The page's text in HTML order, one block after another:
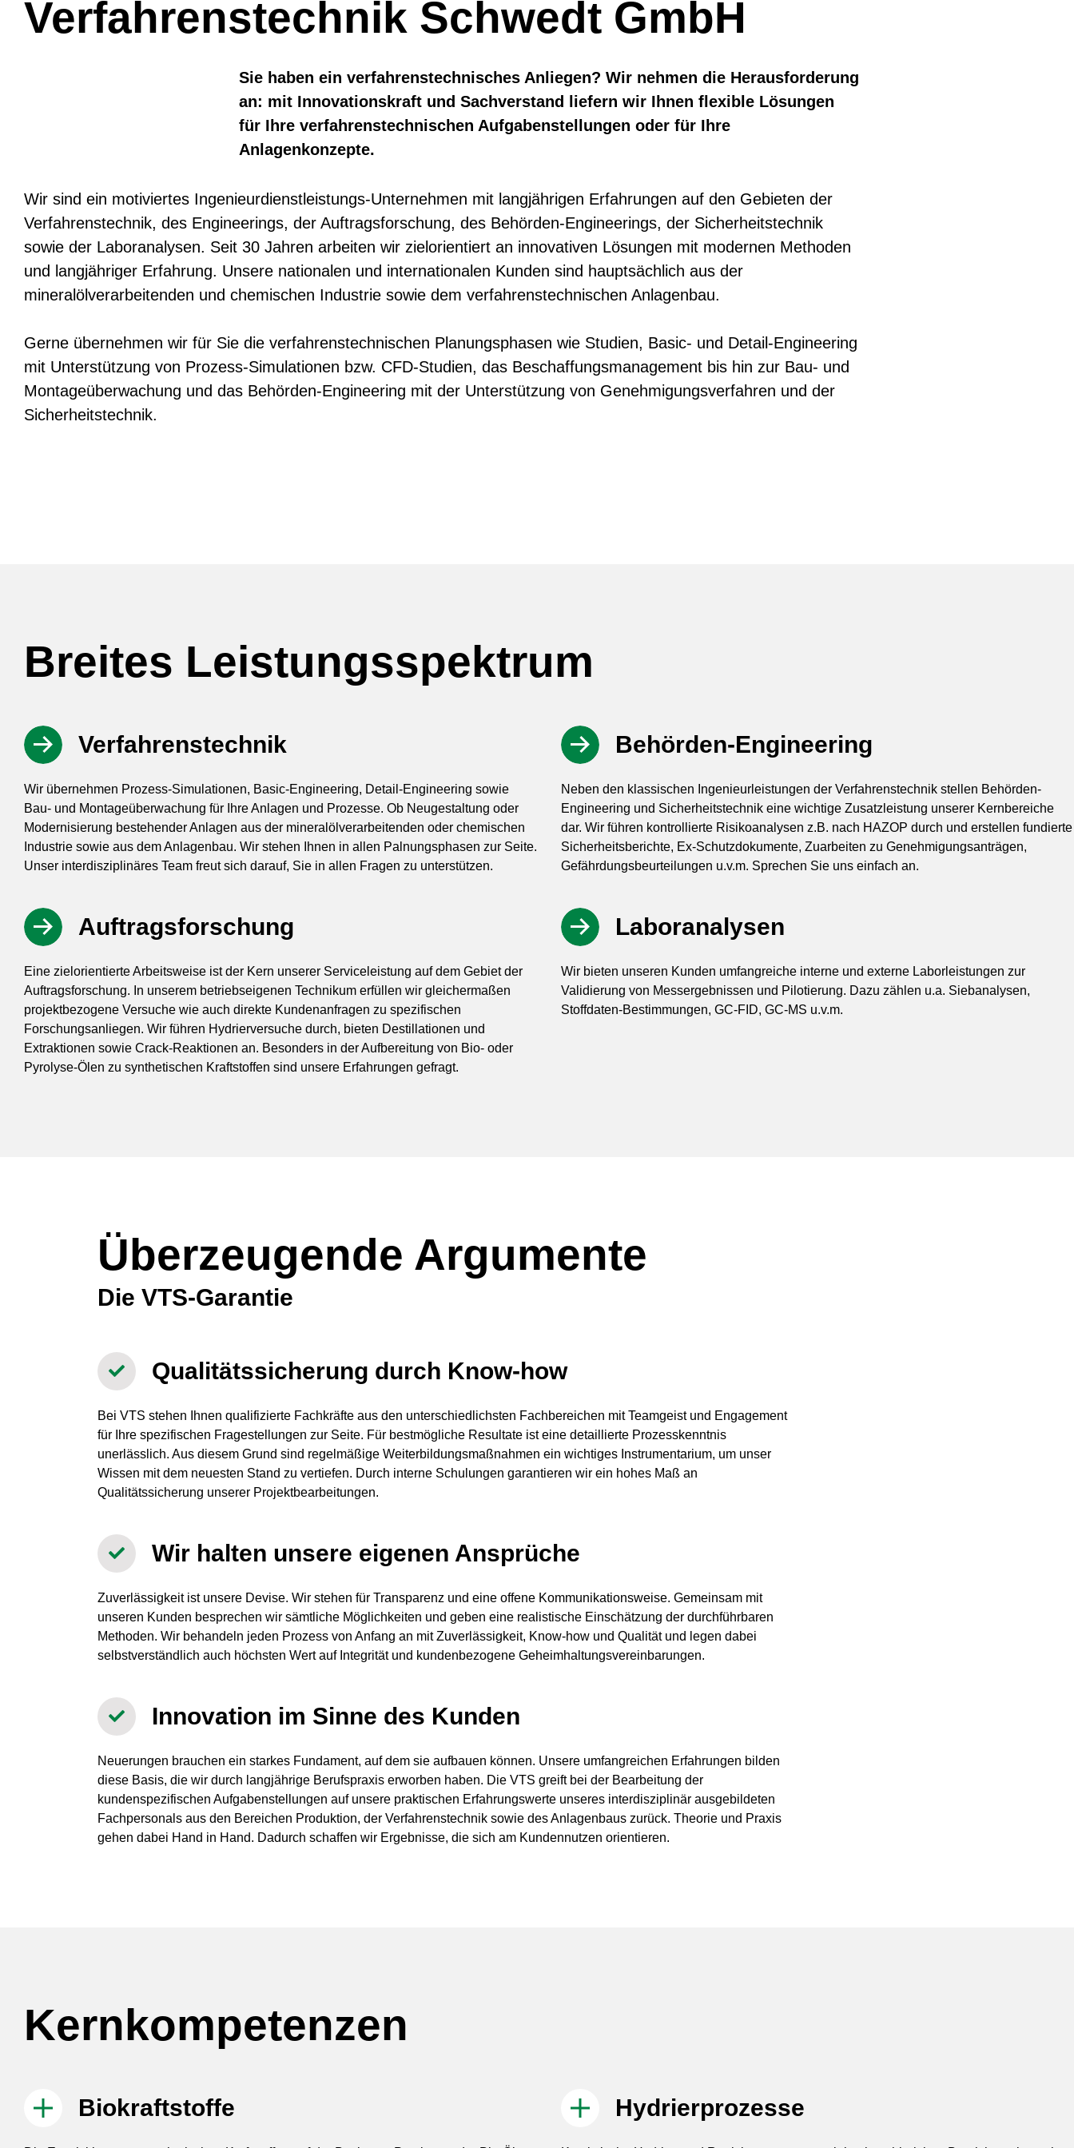
Verfahrenstechnik Schwedt GmbH
Sie haben ein verfahrenstechnisches Anliegen? Wir nehmen die Herausforderung
an: mit Innovationskraft und Sachverstand liefern wir Ihnen flexible Lösungen
für Ihre verfahrenstechnischen Aufgabenstellungen oder für Ihre
Anlagenkonzepte.
Wir sind ein motiviertes Ingenieurdienstleistungs-Unternehmen mit langjährigen Erfahrungen auf den Gebieten der
Verfahrenstechnik, des Engineerings, der Auftragsforschung, des Behörden-Engineerings, der Sicherheitstechnik
sowie der Laboranalysen. Seit 30 Jahren arbeiten wir zielorientiert an innovativen Lösungen mit modernen Methoden
und langjähriger Erfahrung. Unsere nationalen und internationalen Kunden sind hauptsächlich aus der
mineralölverarbeitenden und chemischen Industrie sowie dem verfahrenstechnischen Anlagenbau.
Gerne übernehmen wir für Sie die verfahrenstechnischen Planungsphasen wie Studien, Basic- und Detail-Engineering
mit Unterstützung von Prozess-Simulationen bzw. CFD-Studien, das Beschaffungsmanagement bis hin zur Bau- und
Montageüberwachung und das Behörden-Engineering mit der Unterstützung von Genehmigungsverfahren und der
Sicherheitstechnik.
Breites Leistungsspektrum
Verfahrenstechnik
Wir übernehmen Prozess-Simulationen, Basic-Engineering, Detail-Engineering sowie
Bau- und Montageüberwachung für Ihre Anlagen und Prozesse. Ob Neugestaltung oder
Modernisierung bestehender Anlagen aus der mineralölverarbeitenden oder chemischen
Industrie sowie aus dem Anlagenbau. Wir stehen Ihnen in allen Palnungsphasen zur Seite.
Unser interdisziplinäres Team freut sich darauf, Sie in allen Fragen zu unterstützen.
Behörden-Engineering
Neben den klassischen Ingenieurleistungen der Verfahrenstechnik stellen Behörden-
Engineering und Sicherheitstechnik eine wichtige Zusatzleistung unserer Kernbereiche
dar. Wir führen kontrollierte Risikoanalysen z.B. nach HAZOP durch und erstellen fundierte
Sicherheitsberichte, Ex-Schutzdokumente, Zuarbeiten zu Genehmigungsanträgen,
Gefährdungsbeurteilungen u.v.m. Sprechen Sie uns einfach an.
Auftragsforschung
Eine zielorientierte Arbeitsweise ist der Kern unserer Serviceleistung auf dem Gebiet der
Auftragsforschung. In unserem betriebseigenen Technikum erfüllen wir gleichermaßen
projektbezogene Versuche wie auch direkte Kundenanfragen zu spezifischen
Forschungsanliegen. Wir führen Hydrierversuche durch, bieten Destillationen und
Extraktionen sowie Crack-Reaktionen an. Besonders in der Aufbereitung von Bio- oder
Pyrolyse-Ölen zu synthetischen Kraftstoffen sind unsere Erfahrungen gefragt.
Laboranalysen
Wir bieten unseren Kunden umfangreiche interne und externe Laborleistungen zur
Validierung von Messergebnissen und Pilotierung. Dazu zählen u.a. Siebanalysen,
Stoffdaten-Bestimmungen, GC-FID, GC-MS u.v.m.
Überzeugende Argumente
Die VTS-Garantie
Qualitätssicherung durch Know-how
Bei VTS stehen Ihnen qualifizierte Fachkräfte aus den unterschiedlichsten Fachbereichen mit Teamgeist und Engagement
für Ihre spezifischen Fragestellungen zur Seite. Für bestmögliche Resultate ist eine detaillierte Prozesskenntnis
unerlässlich. Aus diesem Grund sind regelmäßige Weiterbildungsmaßnahmen ein wichtiges Instrumentarium, um unser
Wissen mit dem neuesten Stand zu vertiefen. Durch interne Schulungen garantieren wir ein hohes Maß an
Qualitätssicherung unserer Projektbearbeitungen.
Wir halten unsere eigenen Ansprüche
Zuverlässigkeit ist unsere Devise. Wir stehen für Transparenz und eine offene Kommunikationsweise. Gemeinsam mit
unseren Kunden besprechen wir sämtliche Möglichkeiten und geben eine realistische Einschätzung der durchführbaren
Methoden. Wir behandeln jeden Prozess von Anfang an mit Zuverlässigkeit, Know-how und Qualität und legen dabei
selbstverständlich auch höchsten Wert auf Integrität und kundenbezogene Geheimhaltungsvereinbarungen.
Innovation im Sinne des Kunden
Neuerungen brauchen ein starkes Fundament, auf dem sie aufbauen können. Unsere umfangreichen Erfahrungen bilden
diese Basis, die wir durch langjährige Berufspraxis erworben haben. Die VTS greift bei der Bearbeitung der
kundenspezifischen Aufgabenstellungen auf unsere praktischen Erfahrungswerte unseres interdisziplinär ausgebildeten
Fachpersonals aus den Bereichen Produktion, der Verfahrenstechnik sowie des Anlagenbaus zurück. Theorie und Praxis
gehen dabei Hand in Hand. Dadurch schaffen wir Ergebnisse, die sich am Kundennutzen orientieren.
Kernkompetenzen
Biokraftstoffe Hydrierprozesse